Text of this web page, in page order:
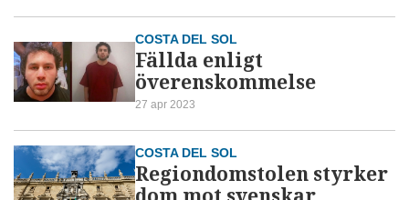
COSTA DEL SOL
Fällda enligt
överenskommelse
27 apr 2023
COSTA DEL SOL
Regiondomstolen styrker